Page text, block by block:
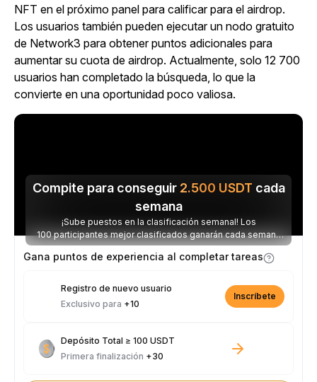
NFT en el próximo panel para calificar para el airdrop.
Los usuarios también pueden ejecutar un nodo gratuito
de Network3 para obtener puntos adicionales para
aumentar su cuota de airdrop. Actualmente, solo 12 700
usuarios han completado la búsqueda, lo que la
convierte en una oportunidad poco valiosa.
Compite para conseguir 2.500 USDT cada
semana
¡Sube puestos en la clasificación semanal! Los
100 participantes mejor clasificados ganarán cada semana
parte de los 2.500 USDT disponibles.
Gana puntos de experiencia al completar tareas
Registro de nuevo usuario
Exclusivo para +10
Inscríbete
Depósito Total ≥ 100 USDT
Primera finalización +30